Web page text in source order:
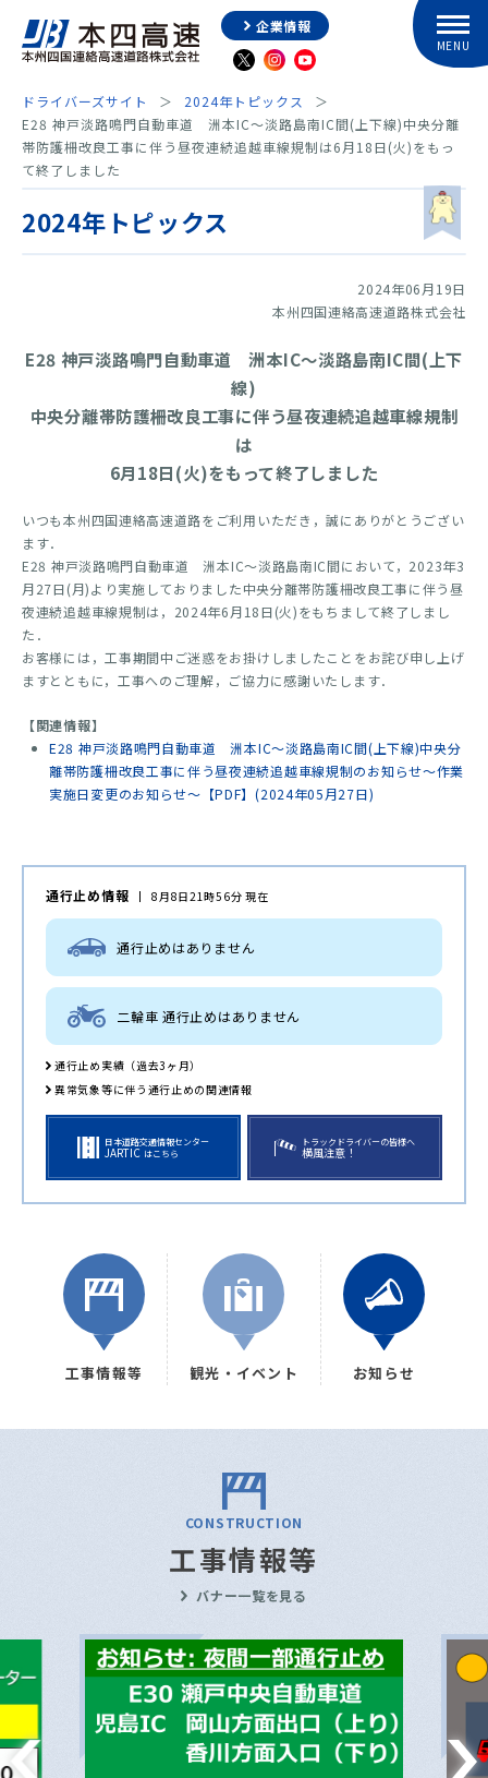
企業情報
ドライバーズサイト
2024年トピックス
E28 神戸淡路鳴門自動車道 洲本IC～淡路島南IC間(上下線)中央分離
帯防護柵改良工事に伴う昼夜連続追越車線規制は6月18日(火)をもっ
て終了しました
2024年トピックス
2024年06月19日
本州四国連絡高速道路株式会社
E28 神戸淡路鳴門自動車道 洲本IC～淡路島南IC間(上下
線)
中央分離帯防護柵改良工事に伴う昼夜連続追越車線規制
は
6月18日(火)をもって終了しました
いつも本州四国連絡高速道路をご利用いただき，誠にありがとうござい
ます．
E28 神戸淡路鳴門自動車道 洲本IC～淡路島南IC間において，2023年3
月27日(月)より実施しておりました中央分離帯防護柵改良工事に伴う昼
夜連続追越車線規制は，2024年6月18日(火)をもちまして終了しまし
た．
お客様には，工事期間中ご迷惑をお掛けしましたことをお詫び申し上げ
ますとともに，工事へのご理解，ご協力に感謝いたします．
【関連情報】
E28 神戸淡路鳴門自動車道 洲本IC～淡路島南IC間(上下線)中央分
離帯防護柵改良工事に伴う昼夜連続追越車線規制のお知らせ～作業
実施日変更のお知らせ～【PDF】(2024年05月27日)
通行止め情報 8月8日21時56分 現在
通行止めはありません
二輪車 通行止めはありません
通行止め実績（過去3ヶ月）
異常気象等に伴う通行止めの関連情報
日本道路交通情報センター
JARTIC はこちら
トラックドライバーの皆様へ
横風注意！
工事情報等 観光・イベント お知らせ
CONSTRUCTION
工事情報等
バナー一覧を見る